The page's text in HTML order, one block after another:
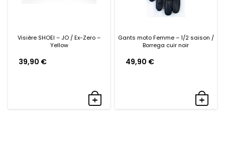
Visière SHOEI – JO / Ex-Zero –
Yellow
39,90 €
Gants moto Femme – 1/2 saison /
Borrega cuir noir
49,90 €